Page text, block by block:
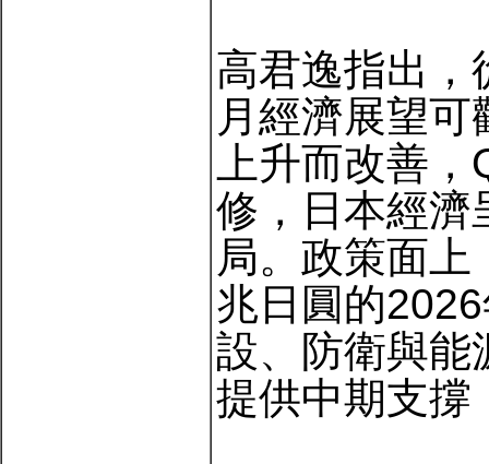
高君逸指出，
月經濟展望
上升而改善
修，日本經濟
局。政策面
兆日圓的
設、防衛與能
提供中期支撐